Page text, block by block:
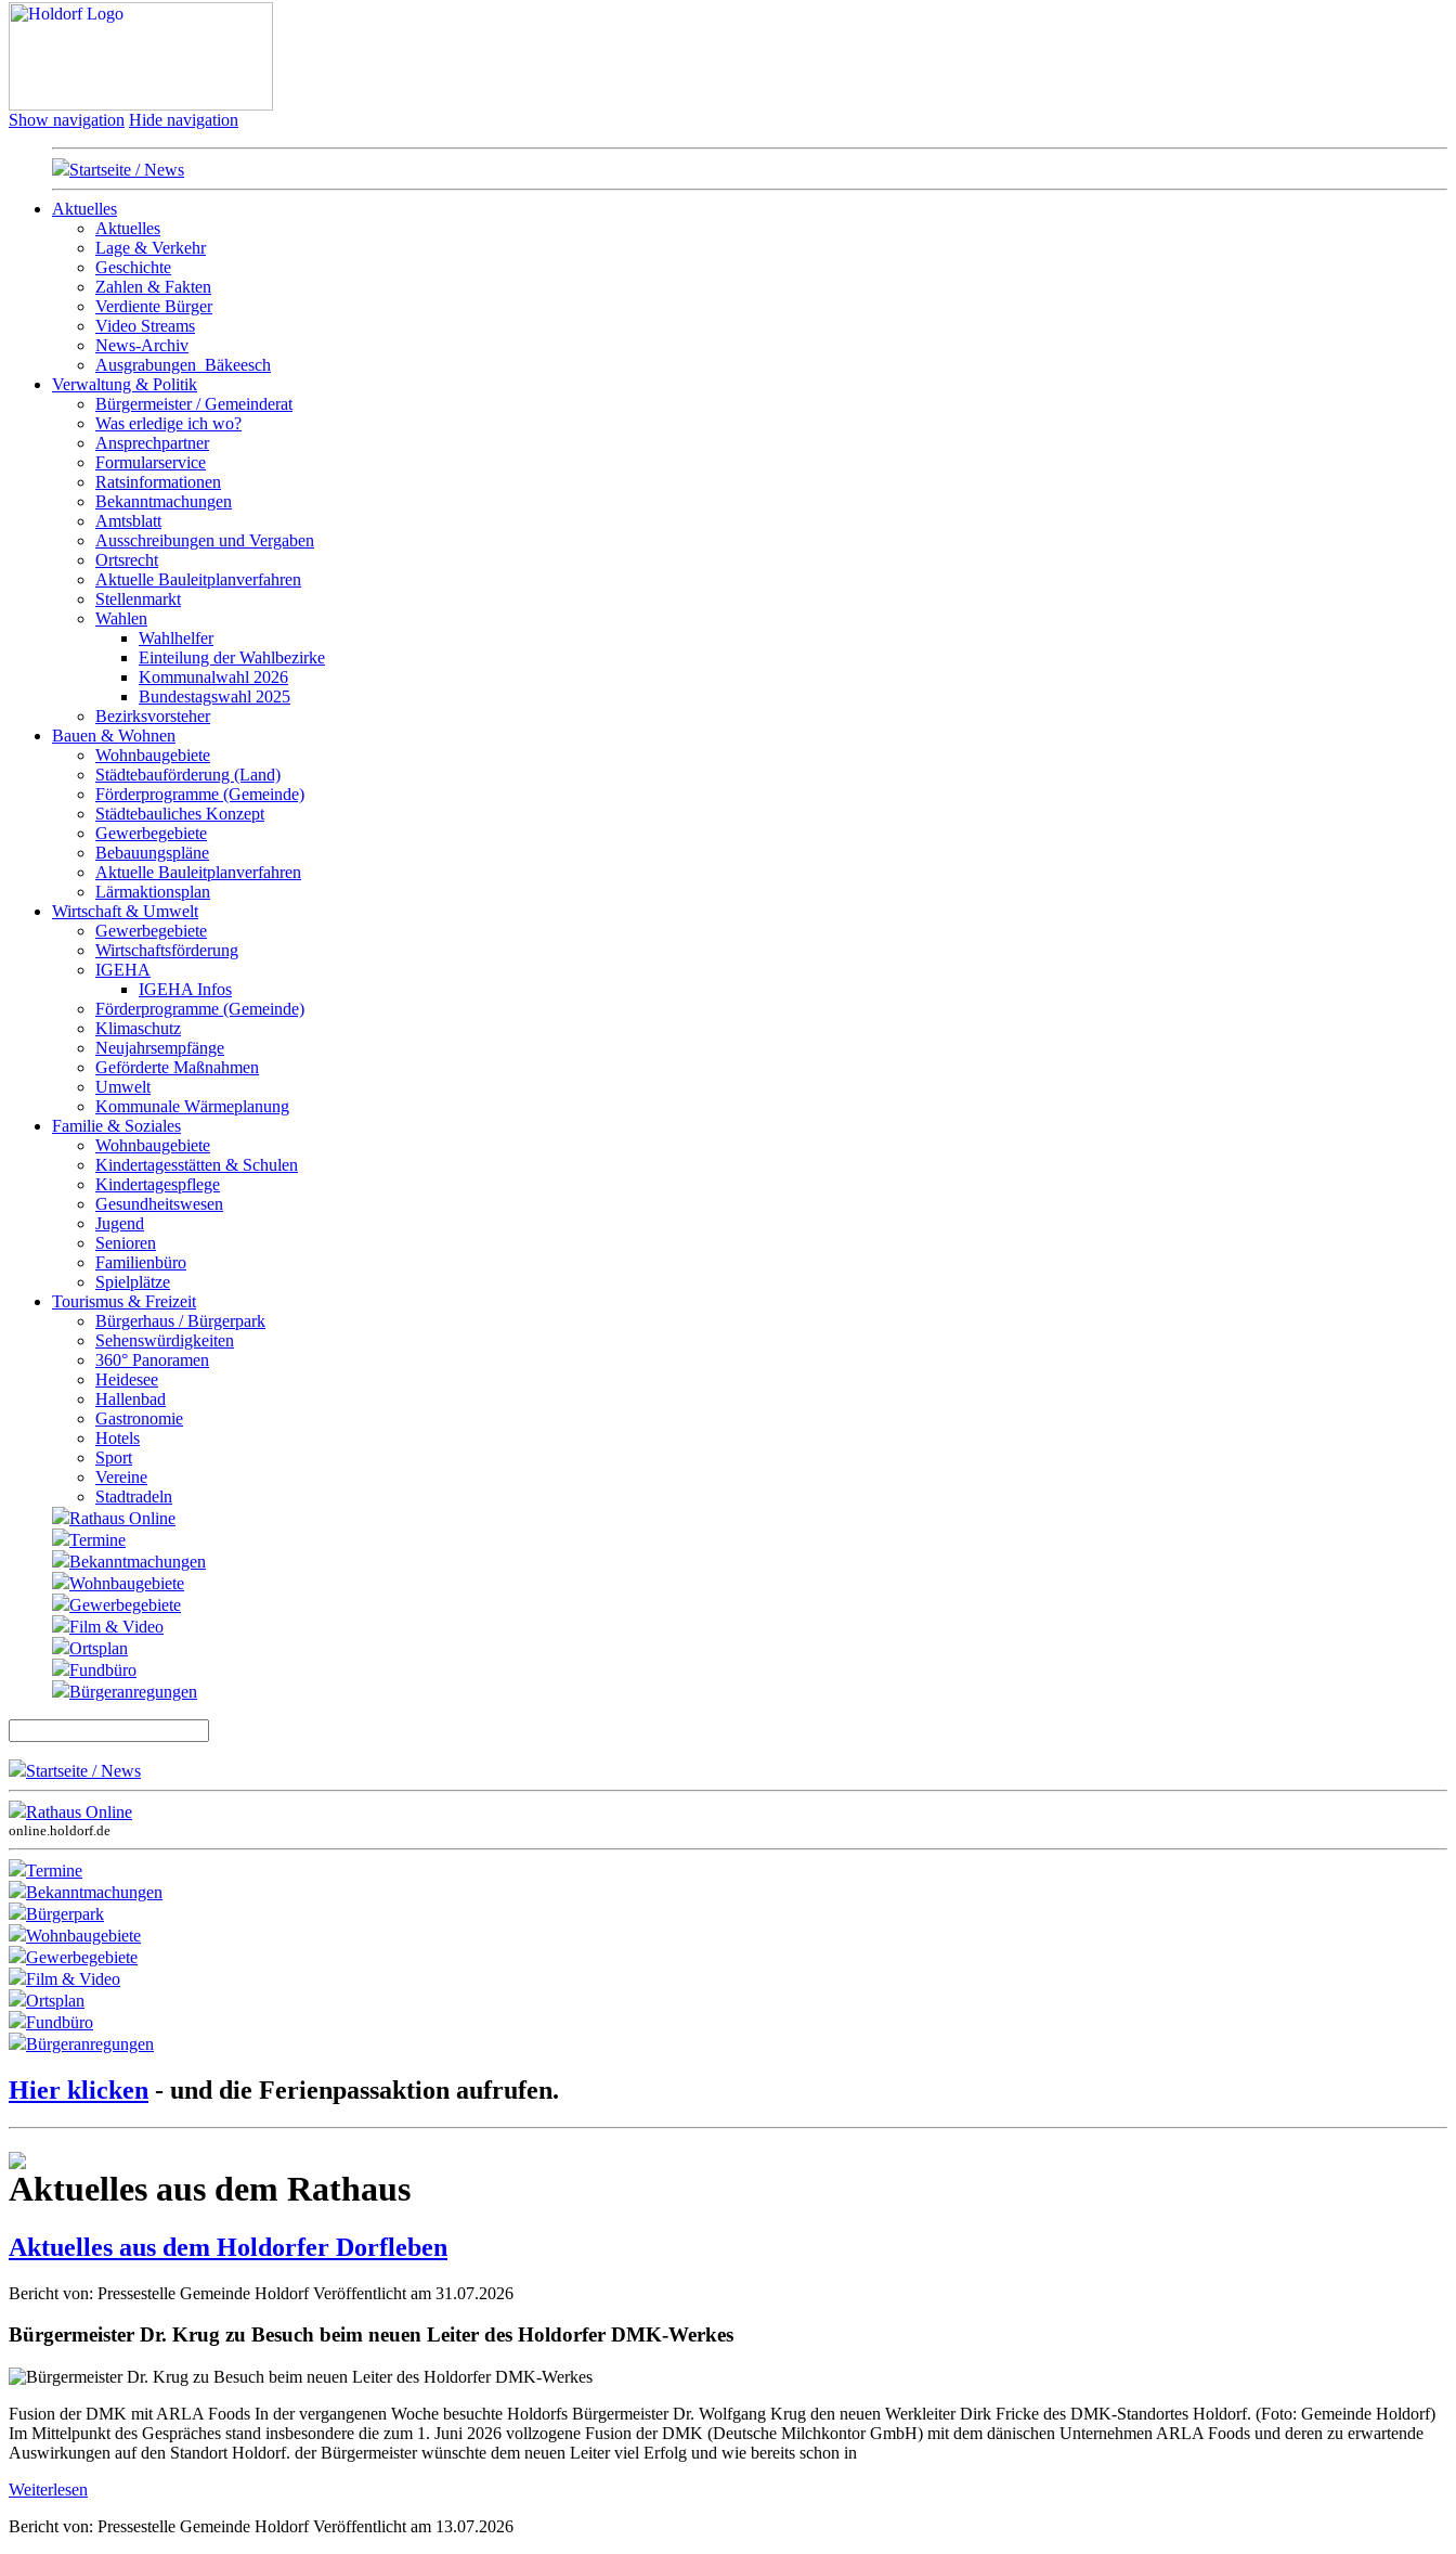
Show navigation Hide navigation
Startseite / News
Aktuelles
Aktuelles
Lage & Verkehr
Geschichte
Zahlen & Fakten
Verdiente Bürger
Video Streams
News-Archiv
Ausgrabungen_Bäkeesch
Verwaltung & Politik
Bürgermeister / Gemeinderat
Was erledige ich wo?
Ansprechpartner
Formularservice
Ratsinformationen
Bekanntmachungen
Amtsblatt
Ausschreibungen und Vergaben
Ortsrecht
Aktuelle Bauleitplanverfahren
Stellenmarkt
Wahlen
Wahlhelfer
Einteilung der Wahlbezirke
Kommunalwahl 2026
Bundestagswahl 2025
Bezirksvorsteher
Bauen & Wohnen
Wohnbaugebiete
Städtebauförderung (Land)
Förderprogramme (Gemeinde)
Städtebauliches Konzept
Gewerbegebiete
Bebauungspläne
Aktuelle Bauleitplanverfahren
Lärmaktionsplan
Wirtschaft & Umwelt
Gewerbegebiete
Wirtschaftsförderung
IGEHA
IGEHA Infos
Förderprogramme (Gemeinde)
Klimaschutz
Neujahrsempfänge
Geförderte Maßnahmen
Umwelt
Kommunale Wärmeplanung
Familie & Soziales
Wohnbaugebiete
Kindertagesstätten & Schulen
Kindertagespflege
Gesundheitswesen
Jugend
Senioren
Familienbüro
Spielplätze
Tourismus & Freizeit
Bürgerhaus / Bürgerpark
Sehenswürdigkeiten
360° Panoramen
Heidesee
Hallenbad
Gastronomie
Hotels
Sport
Vereine
Stadtradeln
Rathaus Online
Termine
Bekanntmachungen
Wohnbaugebiete
Gewerbegebiete
Film & Video
Ortsplan
Fundbüro
Bürgeranregungen
Startseite / News
Rathaus Online
online.holdorf.de
Termine
Bekanntmachungen
Bürgerpark
Wohnbaugebiete
Gewerbegebiete
Film & Video
Ortsplan
Fundbüro
Bürgeranregungen
Hier klicken - und die Ferienpassaktion aufrufen.
Aktuelles aus dem Rathaus
Aktuelles aus dem Holdorfer Dorfleben
Bericht von: Pressestelle Gemeinde Holdorf Veröffentlicht am 31.07.2026
Bürgermeister Dr. Krug zu Besuch beim neuen Leiter des Holdorfer DMK-Werkes
Fusion der DMK mit ARLA Foods In der vergangenen Woche besuchte Holdorfs Bürgermeister Dr. Wolfgang Krug den neuen Werkleiter Dirk Fricke des DMK-Standortes Holdorf. (Foto: Gemeinde Holdorf)
Im Mittelpunkt des Gespräches stand insbesondere die zum 1. Juni 2026 vollzogene Fusion der DMK (Deutsche Milchkontor GmbH) mit dem dänischen Unternehmen ARLA Foods und deren zu erwartende
Auswirkungen auf den Standort Holdorf. der Bürgermeister wünschte dem neuen Leiter viel Erfolg und wie bereits schon in
Weiterlesen
Bericht von: Pressestelle Gemeinde Holdorf Veröffentlicht am 13.07.2026